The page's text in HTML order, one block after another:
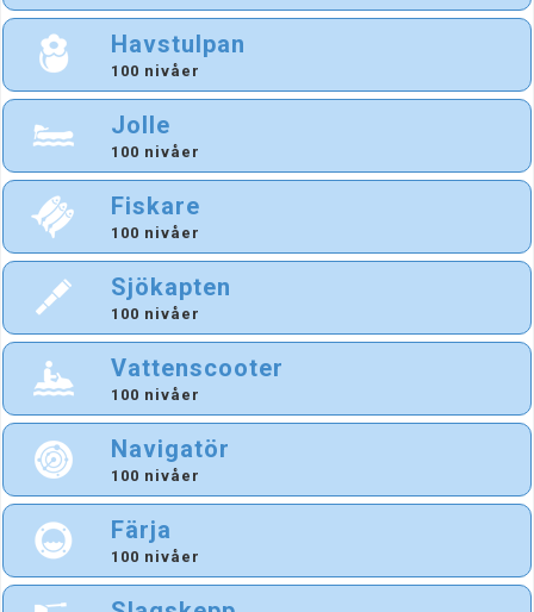
Havstulpan
100 nivåer
Jolle
100 nivåer
Fiskare
100 nivåer
Sjökapten
100 nivåer
Vattenscooter
100 nivåer
Navigatör
100 nivåer
Färja
100 nivåer